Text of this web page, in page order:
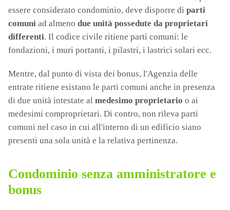
essere considerato condominio, deve disporre di parti
comuni ad almeno due unità possedute da proprietari
differenti. Il codice civile ritiene parti comuni: le
fondazioni, i muri portanti, i pilastri, i lastrici solari ecc.
Mentre, dal punto di vista dei bonus, l'Agenzia delle
entrate ritiene esistano le parti comuni anche in presenza
di due unità intestate al medesimo proprietario o ai
medesimi comproprietari. Di contro, non rileva parti
comuni nel caso in cui all'interno di un edificio siano
presenti una sola unità e la relativa pertinenza.
Condominio senza amministratore e
bonus